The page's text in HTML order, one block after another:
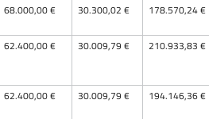
68.000,00 € 30.300,02 € 178.570,24 €
62.400,00 € 30.009,79 € 210.933,83 €
62.400,00 € 30.009,79 € 194.146,36 €